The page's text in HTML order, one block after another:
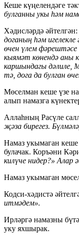
Кеше күңелендәге
булганны укы һәм
Хәдисләрдә әйтелгән:
доганың һәм
өчен үлем фәрештәсе
кыямәт көнендә аны
каршындагы дәлиле,
тә, дога да булган
Мөселман кеше үзе
алып намазга
Аллаһның Расүле
җәза бирегез.
Намаз укымаган кеше
булачак. Коръәни
килүче нидер?»
Намаз укымаган
Кодси-хәдистә
итмәдем».
Ирләргә намазны
уку яхшырак.